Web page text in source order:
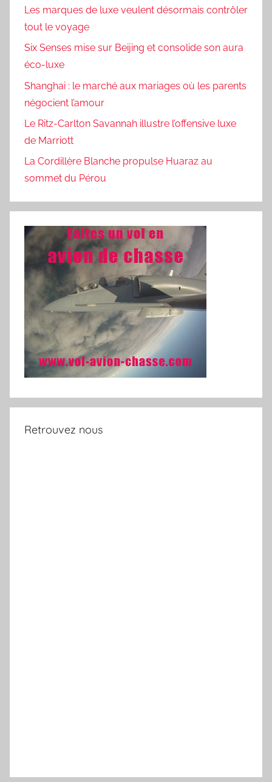
Les marques de luxe veulent désormais contrôler
tout le voyage
Six Senses mise sur Beijing et consolide son aura
éco-luxe
Shanghai : le marché aux mariages où les parents
négocient l’amour
Le Ritz-Carlton Savannah illustre l’offensive luxe
de Marriott
La Cordillère Blanche propulse Huaraz au
sommet du Pérou
Retrouvez nous